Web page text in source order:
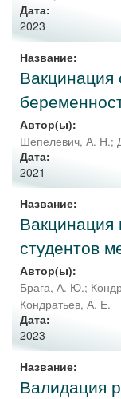
Дата:
2023
Название:
Вакцинация
Автор(ы):
Шепелевич, А. Н.;
Дата:
2021
Название:
Вакцинация
студентов
Автор(ы):
Брага, А. Ю.;
Кондратьев, А. Е.
Дата:
2023
Название:
Валидация